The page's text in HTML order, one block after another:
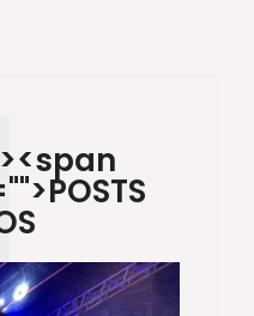
">POSTS